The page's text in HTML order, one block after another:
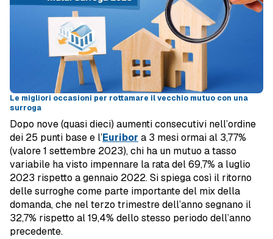
Le migliori occasioni per rottamare il vecchio mutuo con una
surroga
Dopo nove (quasi dieci) aumenti consecutivi nell’ordine
dei 25 punti base e l’Euribor a 3 mesi ormai al 3,77%
(valore 1 settembre 2023), chi ha un mutuo a tasso
variabile ha visto impennare la rata del 69,7% a luglio
2023 rispetto a gennaio 2022. Si spiega così il ritorno
delle surroghe come parte importante del mix della
domanda, che nel terzo trimestre dell’anno segnano il
32,7% rispetto al 19,4% dello stesso periodo dell’anno
precedente.